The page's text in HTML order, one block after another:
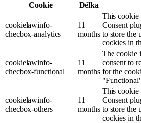
Cookie
Délka
cookielawinfo-
checbox-analytics
11
months
This cookie
Consent
to store the
cookies in
cookielawinfo-
checbox-functional
11
months
The cookie
consent to
for the
cookielawinfo-
checbox-others
11
months
This cookie
Consent
to store the
cookies in